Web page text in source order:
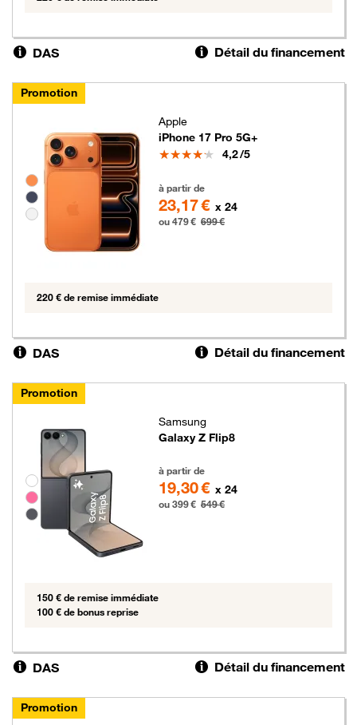
DAS Détail du financement
Promotion
Groupe de couleurs disponibles non sélectionnables
Apple
iPhone 17 Pro 5G+
Note
4,2/5
à partir de
23,17 € x 24
ou 479 € 699 €
220 € de remise immédiate
DAS Détail du financement
Promotion
Groupe de couleurs disponibles non sélectionnables
Samsung
Galaxy Z Flip8
à partir de
19,30 € x 24
ou 399 € 549 €
150 € de remise immédiate
100 € de bonus reprise
DAS Détail du financement
Promotion